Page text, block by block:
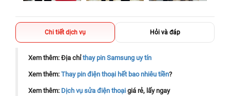
Chi tiết dịch vụ Hỏi và đáp
Xem thêm: Địa chỉthay pin Samsung uy tín
Xem thêm: Thay pin điện thoại hết bao nhiêu tiền?
Xem thêm: Dịch vụ sửa điện thoại giá rẻ, lấy ngay